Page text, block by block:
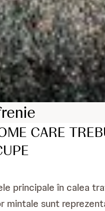
CARE
principale în calea
mintale sunt